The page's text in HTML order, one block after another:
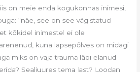
on meie enda kogukonnas inimesi,
“näe, see on see vägistatud
kõkidel inimestel ei ole
kuna lapsepõlves on midagi
miks on vaja trauma läbi elanud
Sealjuures tema last? Loodan